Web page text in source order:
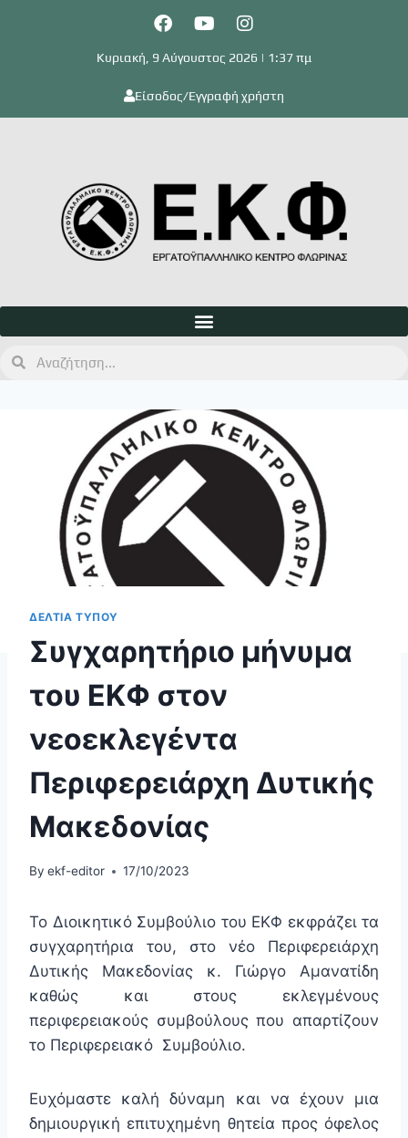
Κυριακή, 9 Αύγουστος 2026 | 1:37 πμ
Είσοδος/Εγγραφή χρήστη
ΔΕΛΤΙΑ ΤΥΠΟΥ
Συγχαρητήριο μήνυμα
του ΕΚΦ στον
νεοεκλεγέντα
Περιφερειάρχη Δυτικής
Μακεδονίας
By ekf-editor 17/10/2023
Το Διοικητικό Συμβούλιο του ΕΚΦ εκφράζει τα
συγχαρητήρια του, στο νέο Περιφερειάρχη
Δυτικής Μακεδονίας κ. Γιώργο Αμανατίδη
καθώς και στους εκλεγμένους
περιφερειακούς συμβούλους που απαρτίζουν
το Περιφερειακό Συμβούλιο.
Ευχόμαστε καλή δύναμη και να έχουν μια
δημιουργική επιτυχημένη θητεία προς όφελος